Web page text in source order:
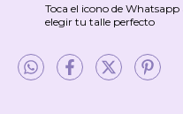
Toca el icono de
elegir tu talle perfecto